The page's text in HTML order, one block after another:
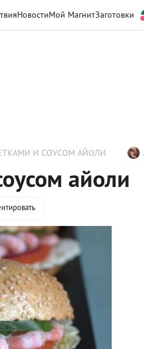
НовостиМой МагнитЗаготовки
И СОУСОМ АЙОЛИ
айоли